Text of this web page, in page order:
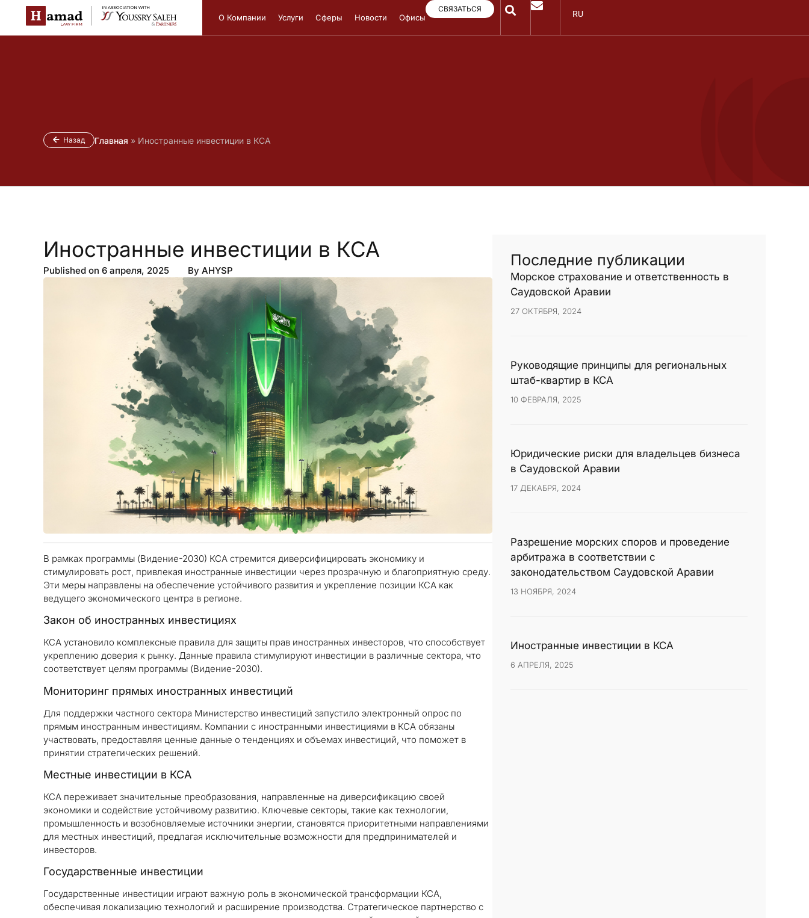
О Компании Услуги Сферы Новости Офисы
СВЯЗАТЬСЯ
RU
Назад Главная » Иностранные инвестиции в КСА
Иностранные инвестиции в КСА
Published on 6 апреля, 2025 By AHYSP
В рамках программы (Видение-2030) КСА стремится диверсифицировать экономику и
стимулировать рост, привлекая иностранные инвестиции через прозрачную и благоприятную среду.
Эти меры направлены на обеспечение устойчивого развития и укрепление позиции КСА как
ведущего экономического центра в регионе.
Закон об иностранных инвестициях
КСА установило комплексные правила для защиты прав иностранных инвесторов, что способствует
укреплению доверия к рынку. Данные правила стимулируют инвестиции в различные сектора, что
соответствует целям программы (Видение-2030).
Мониторинг прямых иностранных инвестиций
Для поддержки частного сектора Министерство инвестиций запустило электронный опрос по
прямым иностранным инвестициям. Компании с иностранными инвестициями в КСА обязаны
участвовать, предоставляя ценные данные о тенденциях и объемах инвестиций, что поможет в
принятии стратегических решений.
Местные инвестиции в КСА
КСА переживает значительные преобразования, направленные на диверсификацию своей
экономики и содействие устойчивому развитию. Ключевые секторы, такие как технологии,
промышленность и возобновляемые источники энергии, становятся приоритетными направлениями
для местных инвестиций, предлагая исключительные возможности для предпринимателей и
инвесторов.
Государственные инвестиции
Государственные инвестиции играют важную роль в экономической трансформации КСА,
обеспечивая локализацию технологий и расширение производства. Стратегическое партнерство с
Последние публикации
Морское страхование и ответственность в
Саудовской Аравии
27 ОКТЯБРЯ, 2024
Руководящие принципы для региональных
штаб-квартир в КСА
10 ФЕВРАЛЯ, 2025
Юридические риски для владельцев бизнеса
в Саудовской Аравии
17 ДЕКАБРЯ, 2024
Разрешение морских споров и проведение
арбитража в соответствии с
законодательством Саудовской Аравии
13 НОЯБРЯ, 2024
Иностранные инвестиции в КСА
6 АПРЕЛЯ, 2025